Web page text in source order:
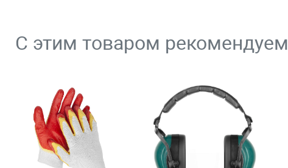
С этим товаром рекомендуем